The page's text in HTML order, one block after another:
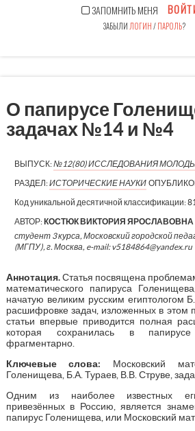
ЗАПОМНИТЬ МЕНЯ
ЗАБЫЛИ ЛОГИН/ПАРОЛЬ?
О папирусе
задачах №14 и №4
ВЫПУСК:№12(80) ИССЛЕДОВАНИЯ
РАЗДЕЛ:ИСТОРИЧЕСКИЕ НАУКИ
Код уникальной десятичной классификации:
АВТОР:КОСТЮК ВИКТОРИЯ ЯРОСЛАВОВНА
студент 3 курса, Московский городской
(МГПУ), г. Москва, e-mail: v5184864@yandex.ru
Аннотация.Статья посвящена
математического папируса
начатую великим русским египтологом
расшифровке задач, изложенных в этом
статьи впервые приводится полная
которая сохранилась в
фрагментарно.
Ключевые слова: Московский
Голенищева, Б.А. Тураев, В.В. Струве,
Одним из наиболее известных
привезённых в Россию, является
папирус Голенищева, или Московский